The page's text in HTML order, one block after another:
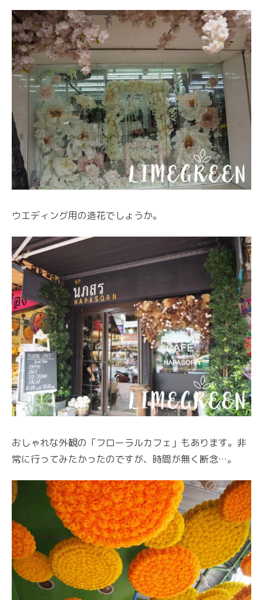
ウエディング用の造花でしょうか。
おしゃれな外観の「フローラルカフェ」もあります。非
常に行ってみたかったのですが、時間が無く断念…。